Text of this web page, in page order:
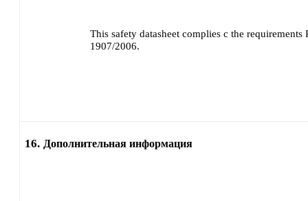
This safety datasheet complies с the
1907/2006.
16. Дополнительная информация